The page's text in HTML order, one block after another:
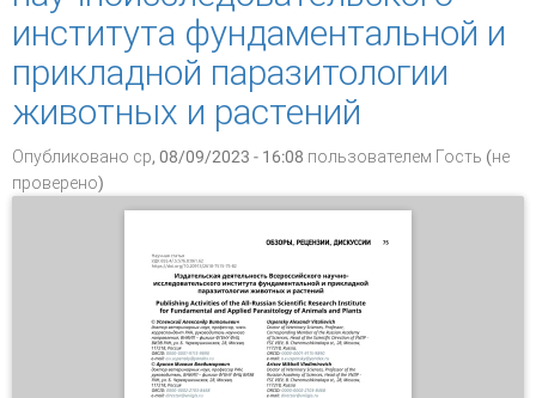
института фундаментальной и
прикладной паразитологии
животных и растений
Опубликовано ср, 08/09/2023 - 16:08 пользователем Гость (не
проверено)